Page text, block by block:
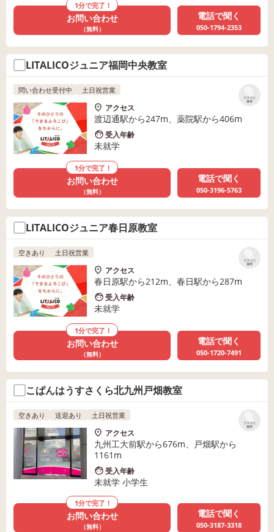
1分で完了！
お問い合わせ
（無料）
電話で聞く
050-1794-2353
LITALICOジュニア福岡中央教室
リストに
保存
問い合わせ受付中 土日祝営業
アクセス
渡辺通駅から247m、薬院駅から406m
受入年齢
未就学
1分で完了！
お問い合わせ
（無料）
電話で聞く
050-3196-5763
LITALICOジュニア春日原教室
リストに
保存
空きあり 土日祝営業
アクセス
春日原駅から212m、春日駅から287m
受入年齢
未就学
1分で完了！
お問い合わせ
（無料）
電話で聞く
050-1720-7491
こぱんはうすさくら北九州戸畑教室
リストに
保存
空きあり 送迎あり 土日祝営業
アクセス
九州工大前駅から676m、戸畑駅から
1161m
受入年齢
未就学 小学生
1分で完了！
お問い合わせ
（無料）
電話で聞く
050-3187-3318